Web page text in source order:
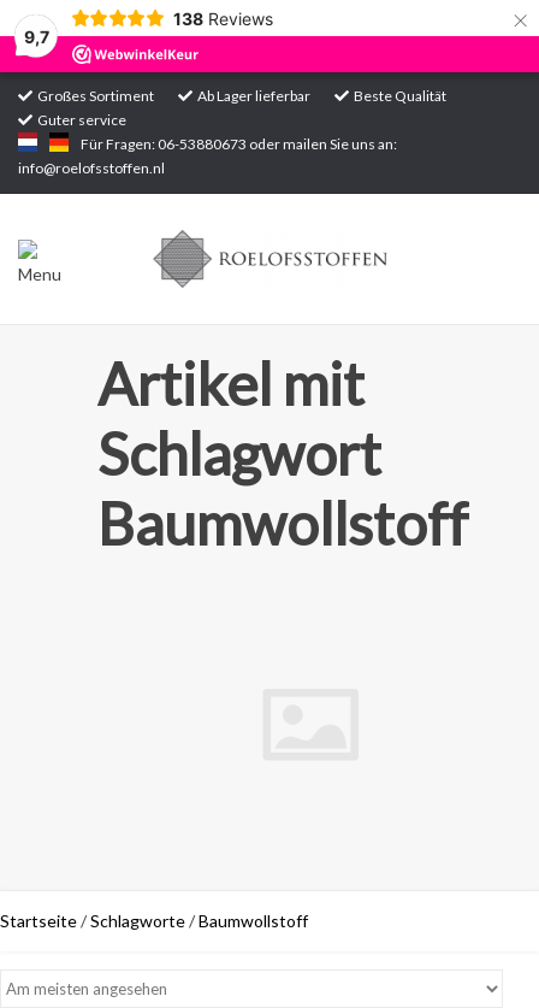
9,7
138 Reviews ×
Großes Sortiment Ab Lager lieferbar
Beste Qualität
Guter service
Für Fragen: 06-53880673 oder mailen Sie uns an:
info@roelofsstoffen.nl
Startseite
Sortiment
Artikel mit
Schlagwort
Baumwollstoff
Startseite/Schlagworte/Baumwollstoff